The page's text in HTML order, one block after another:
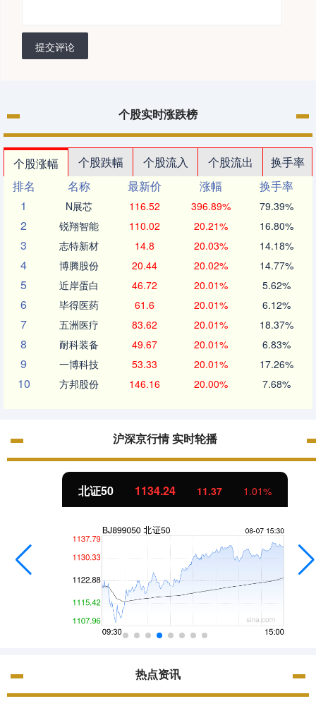
提交评论
个股实时涨跌榜
个股涨幅 个股跌幅 个股流入 个股流出
换手率
排名
名称 最新价 涨幅
换手率
1
N展芯 116.52 396.89% 79.39%
2 锐翔智能 110.02 20.21% 16.80%
3 志特新材 14.8 20.03% 14.18%
4 博腾股份 20.44 20.02% 14.77%
5 近岸蛋白 46.72 20.01% 5.62%
6 毕得医药 61.6 20.01% 6.12%
7 五洲医疗 83.62 20.01% 18.37%
8 耐科装备 49.67 20.01% 6.83%
9 一博科技 53.33 20.01% 17.26%
10 方邦股份 146.16 20.00% 7.68%
沪深京行情 实时轮播
北证50 1134.24 11.37 1.01%
热点资讯